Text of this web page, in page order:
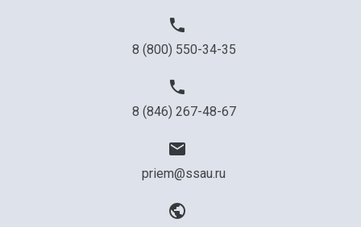
8 (800) 550-34-35
8 (846) 267-48-67
priem@ssau.ru